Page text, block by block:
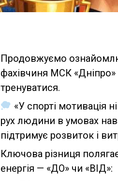
Продовжуємо
фахівчиня МСК
тренуватися.
«У спорті мотивація
рух людини в умовах
підтримує розвиток і
Ключова різниця
енергія — «ДО» чи «ВІД»: